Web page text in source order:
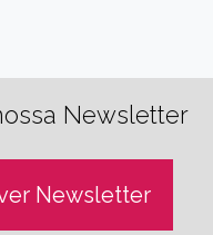
Newsletter
Newsletter